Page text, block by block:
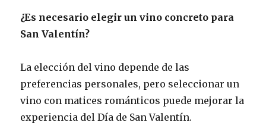
¿Es necesario elegir un vino concreto para
San Valentín?
La elección del vino depende de las
preferencias personales, pero seleccionar un
vino con matices románticos puede mejorar la
experiencia del Día de San Valentín.